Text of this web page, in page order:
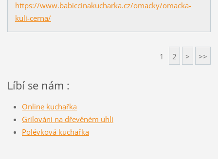
https://www.babiccinakucharka.cz/omacky/omacka-
kuli-cerna/
1 2 > >>
Líbí se nám :
Online kuchařka
Grilování na dřevěném uhlí
Polévková kuchařka